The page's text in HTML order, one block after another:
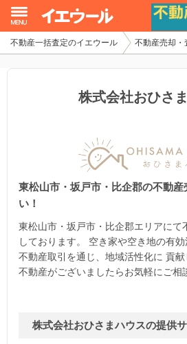
不動産一括査定のイエウール 不動産売却・
株式会社おひさ
東松山市・坂戸市・比企郡の不動産
い！
東松山市・坂戸市・比企郡エリアにて
しております。 空き家や空き地の有
不動産取引を通じ、地域活性化に 貢
不動産がございましたらお気軽にご相
株式会社おひさまハウスの提供
イエウール加盟希望の不動産会社様
不動産の売却・一括査定
家査定シミュレーター
お問い合わせ